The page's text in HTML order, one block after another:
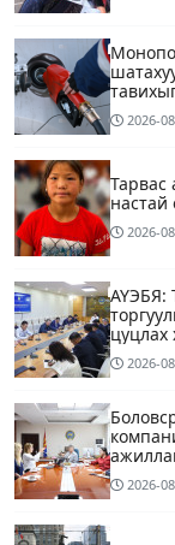
2026-
Тарвас
настай
2026-
АҮЭБЯ:
цуцлах
2026-
2026-